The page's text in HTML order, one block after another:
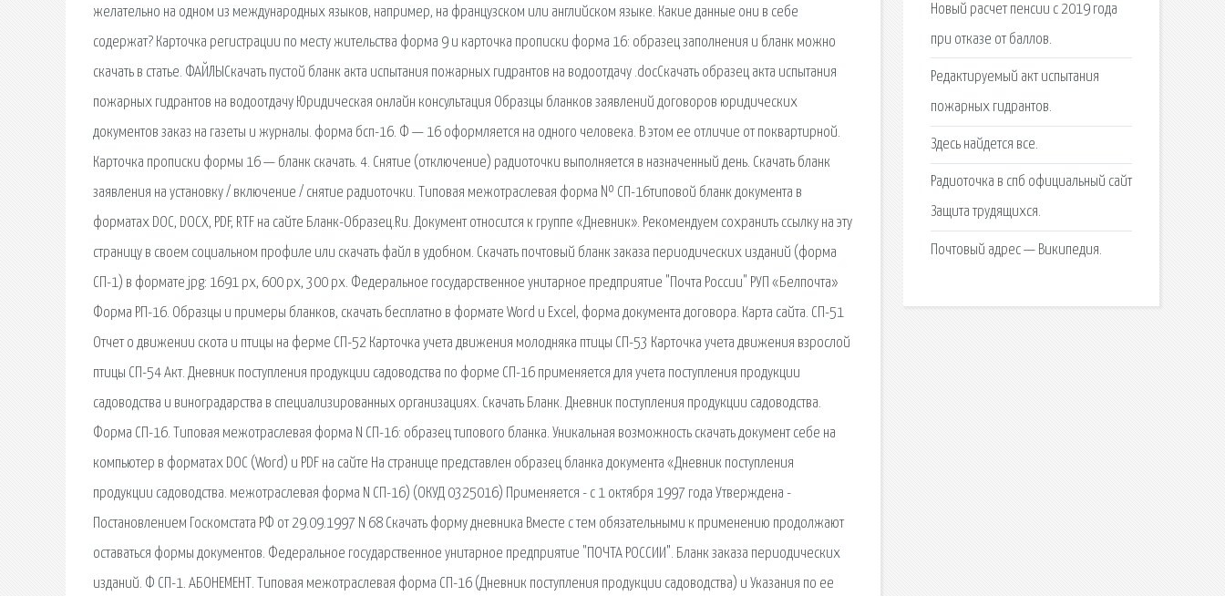
Новый расчет пенсии с 2019 года
при отказе от баллов.
Редактируемый акт испытания
пожарных гидрантов.
Здесь найдется все.
Радиоточка в спб официальный сайт
Защита трудящихся.
Почтовый адрес — Википедия.